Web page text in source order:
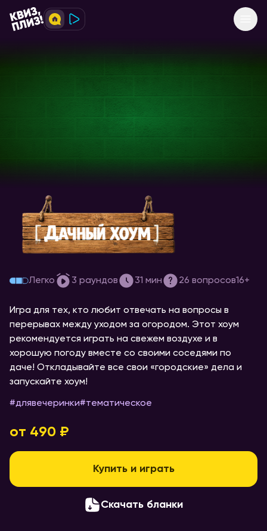
[дачный хоум] #1
Легко 3 раундов 31 мин 26 вопросов16+
Игра для тех, кто любит отвечать на вопросы в
перерывах между уходом за огородом. Этот хоум
рекомендуется играть на свежем воздухе и в
хорошую погоду вместе со своими соседями по
даче! Откладывайте все свои «городские» дела и
запускайте хоум!
#длявечеринки#тематическое
от 490 ₽
Купить и играть
Скачать бланки